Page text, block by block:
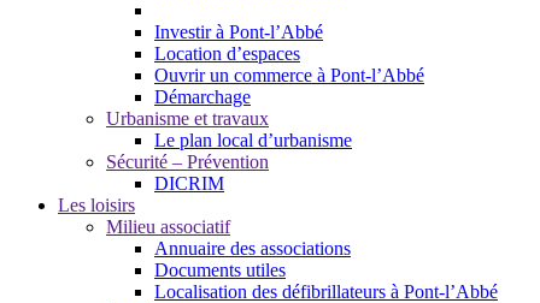
Investir à Pont-l’Abbé
Location d’espaces
Ouvrir un commerce à Pont-l’Abbé
Démarchage
Urbanisme et travaux
Le plan local d’urbanisme
Sécurité – Prévention
DICRIM
Les loisirs
Milieu associatif
Annuaire des associations
Documents utiles
Localisation des défibrillateurs à Pont-l’Abbé